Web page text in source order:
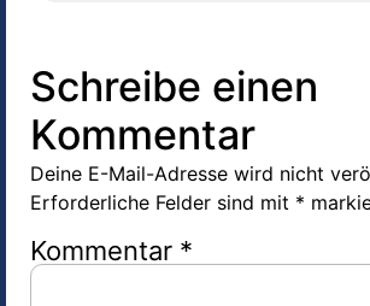
Schreibe einen
Kommentar
Deine E-Mail-Adresse wird nicht
Erforderliche Felder sind mit *
Kommentar *